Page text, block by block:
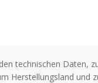
technischen Daten,
Herstellungsland und